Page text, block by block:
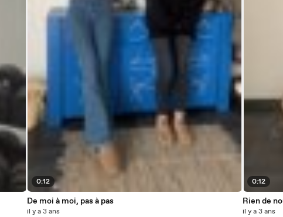
0:12
De moi à moi, pas à pas
il y a 3 ans
0:12
Rien de
il y a 3 ans